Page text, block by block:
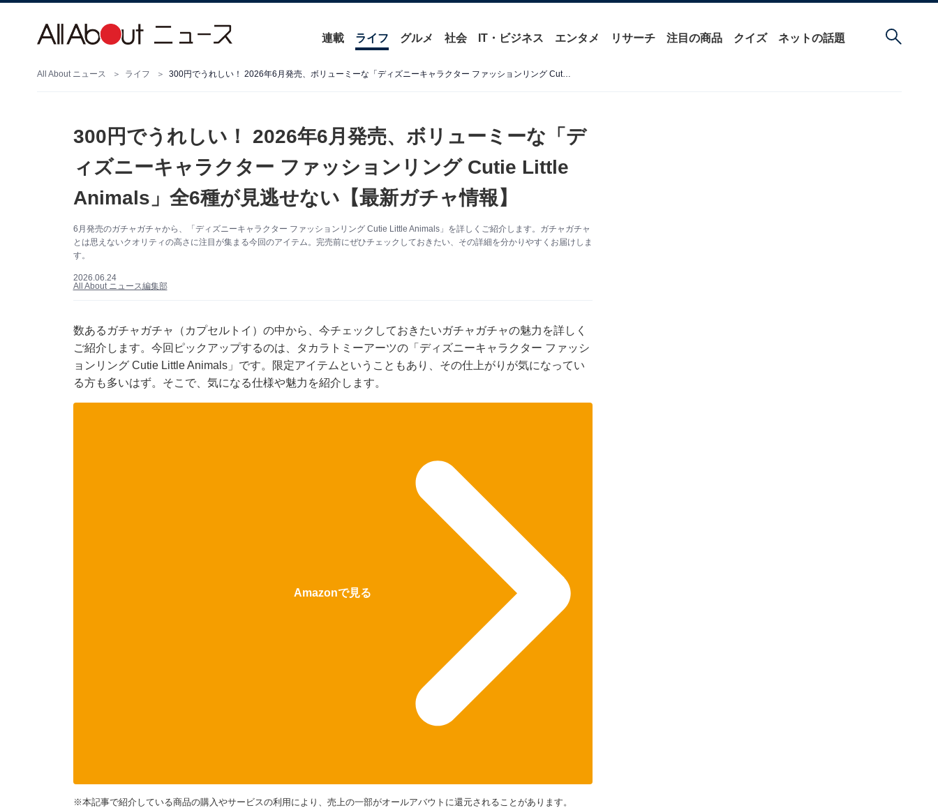
連載 ライフ グルメ 社会 IT・ビジネス エンタメ リサーチ 注目の商品 クイズ ネットの話題
All About ニュース ライフ 300円でうれしい！ 2026年6月発売、ボリューミーな「ディズニーキャラクター ファッションリング Cutie Little Animals」全6種が見逃せない【最新ガチャ情報】
300円でうれしい！ 2026年6月発売、ボリューミーな「デ
ィズニーキャラクター ファッションリング Cutie Little
Animals」全6種が見逃せない【最新ガチャ情報】
6月発売のガチャガチャから、「ディズニーキャラクター ファッションリング Cutie Little Animals」を詳しくご紹介します。ガチャガチャ
とは思えないクオリティの高さに注目が集まる今回のアイテム。完売前にぜひチェックしておきたい、その詳細を分かりやすくお届けしま
す。
2026.06.24
All About ニュース編集部
数あるガチャガチャ（カプセルトイ）の中から、今チェックしておきたいガチャガチャの魅力を詳しく
ご紹介します。今回ピックアップするのは、タカラトミーアーツの「ディズニーキャラクター ファッシ
ョンリング Cutie Little Animals」です。限定アイテムということもあり、その仕上がりが気になってい
る方も多いはず。そこで、気になる仕様や魅力を紹介します。
Amazonで見る
※本記事で紹介している商品の購入やサービスの利用により、売上の一部がオールアバウトに還元されることがあります。